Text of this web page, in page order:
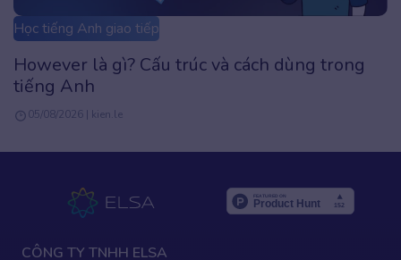
Học tiếng Anh giao tiếp
However là gì? Cấu trúc và cách dùng trong
tiếng Anh
05/08/2026 | kien.le
CÔNG TY TNHH ELSA